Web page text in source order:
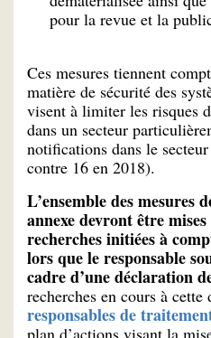
pour la revue et la
Ces mesures tiennent
matière de sécurité des
visent à limiter les risques
dans un secteur
notifications dans le
contre 16 en 2018).
L’ensemble des mesures
annexe devront être
recherches initiées à
lors que le responsable
cadre d’une déclaration
recherches en cours à cette
responsables de
plan d’actions visant la